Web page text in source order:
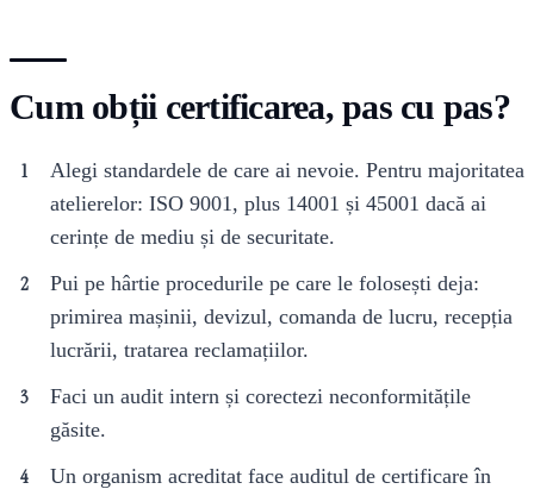
Cum obții certificarea, pas cu pas?
Alegi standardele de care ai nevoie. Pentru majoritatea
atelierelor: ISO 9001, plus 14001 și 45001 dacă ai
cerințe de mediu și de securitate.
Pui pe hârtie procedurile pe care le folosești deja:
primirea mașinii, devizul, comanda de lucru, recepția
lucrării, tratarea reclamațiilor.
Faci un audit intern și corectezi neconformitățile
găsite.
Un organism acreditat face auditul de certificare în